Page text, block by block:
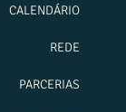
CALENDÁRIO
REDE
PARCERIAS